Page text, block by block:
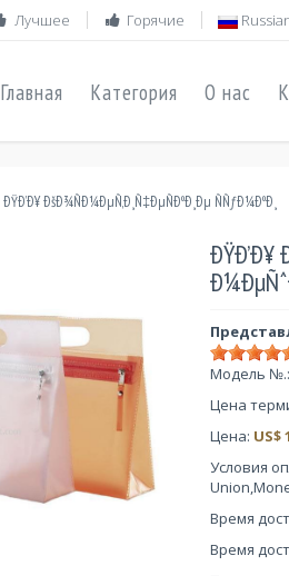
Лучшее Горячие
Главная Категория О нас
ÐŸÐ’Ð¥ ÐšÐ¾ÑÐ¼ÐµÑ‚Ð¸Ñ‡ÐµÑÐºÐ¸Ðµ ÑÑƒÐ¼ÐºÐ¸
ÐŸÐ’Ð¥
Модель №.:
Цена
Цена: US$1
Условия
Время
Время